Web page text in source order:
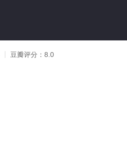
豆瓣评分： 8.0